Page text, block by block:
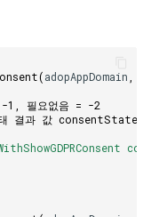
(adopAppDomain
1, 필요없음 = -2
결과 값 consentState